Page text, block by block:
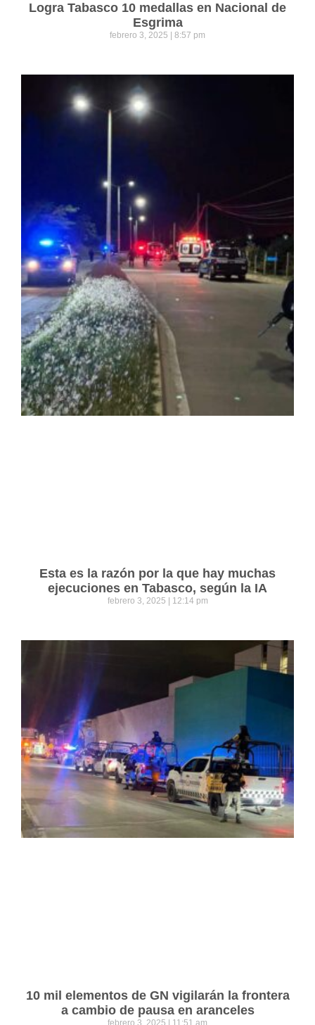
Logra Tabasco 10 medallas en Nacional de
Esgrima
febrero 3, 2025 8:57 pm
Esta es la razón por la que hay muchas
ejecuciones en Tabasco, según la IA
febrero 3, 2025 12:14 pm
10 mil elementos de GN vigilarán la frontera
a cambio de pausa en aranceles
febrero 3, 2025 11:51 am